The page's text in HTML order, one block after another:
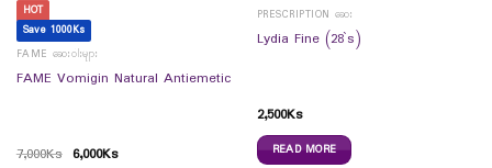
HOT
Save 1000Ks
FAME ဆေးဝါးများ
FAME Vomigin Natural Antiemetic
7,000Ks 6,000Ks
PRESCRIPTION ဆေး
Lydia Fine (28`s)
2,500Ks
READ MORE